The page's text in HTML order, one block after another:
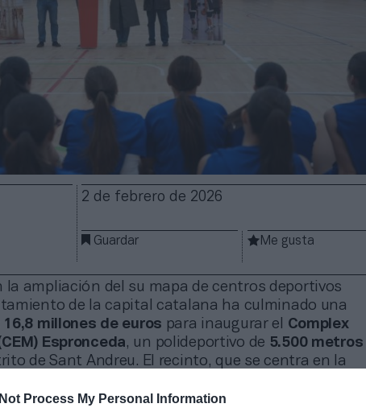
Process My Personal Information
2 de febrero de 2026
Guardar Me gusta
la ampliación del su mapa de centros deportivos
de la capital catalana ha culminado una
millones de euros para inaugurar el Complex
Espronceda, un polideportivo de 5.500 metros
de Sant Andreu. El recinto, que se centra en la
de800 deportistas diariosutilicen sus espacios